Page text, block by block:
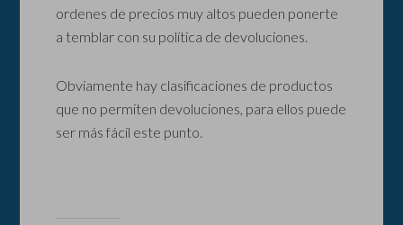
ordenes de precios muy altos pueden ponerte
a temblar con su política de devoluciones.
Obviamente hay clasificaciones de productos
que no permiten devoluciones, para ellos puede
ser más fácil este punto.